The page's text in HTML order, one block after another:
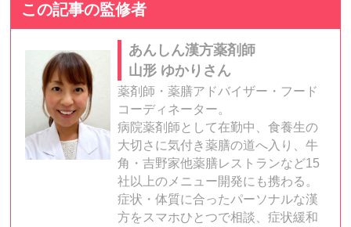
この記事の監修者
あんしん漢方薬剤師
山形 ゆかりさん
薬剤師・薬膳アドバイザー・フード
コーディネーター。
病院薬剤師として在勤中、食養生の
大切さに気付き薬膳の道へ入り、牛
角・吉野家他薬膳レストランなど15
社以上のメニュー開発にも携わる。
症状・体質に合ったパーソナルな漢
方をスマホひとつで相談、症状緩和